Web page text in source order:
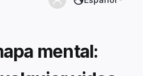
mental: